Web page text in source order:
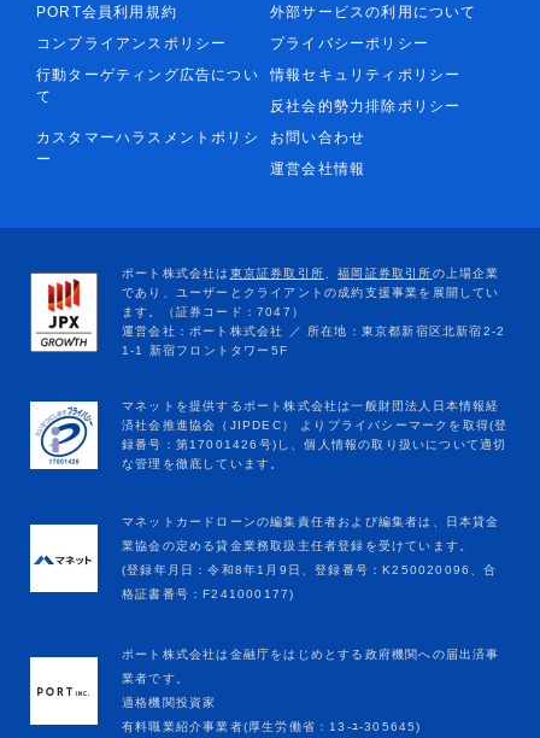
PORT会員利用規約
外部サービスの利用について
コンプライアンスポリシー
プライバシーポリシー
行動ターゲティング広告につい
て
情報セキュリティポリシー
反社会的勢力排除ポリシー
カスタマーハラスメントポリシ
ー
お問い合わせ
運営会社情報
マネットカードローンの編集責任者および編集者は、日本貸金
業協会の定める貸金業務取扱主任者登録を受けています。
(登録年月日：令和8年1月9日、登録番号：K250020096、合
格証書番号：F241000177)
ポート株式会社は金融庁をはじめとする政府機関への届出済事
業者です。
適格機関投資家
有料職業紹介事業者(厚生労働省：13-ﾕ-305645)